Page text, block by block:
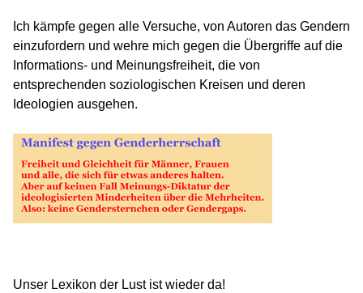
Ich kämpfe gegen alle Versuche, von Autoren das Gendern
einzufordern und wehre mich gegen die Übergriffe auf die
Informations- und Meinungsfreiheit, die von
entsprechenden soziologischen Kreisen und deren
Ideologien ausgehen.
Unser Lexikon der Lust ist wieder da!